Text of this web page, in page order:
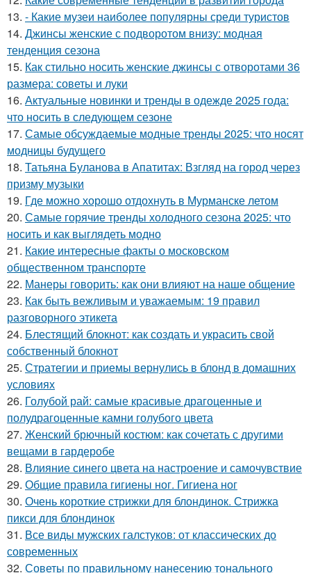
13. - Какие музеи наиболее популярны среди туристов
14. Джинсы женские с подворотом внизу: модная
тенденция сезона
15. Как стильно носить женские джинсы с отворотами 36
размера: советы и луки
16. Актуальные новинки и тренды в одежде 2025 года:
что носить в следующем сезоне
17. Самые обсуждаемые модные тренды 2025: что носят
модницы будущего
18. Татьяна Буланова в Апатитах: Взгляд на город через
призму музыки
19. Где можно хорошо отдохнуть в Мурманске летом
20. Самые горячие тренды холодного сезона 2025: что
носить и как выглядеть модно
21. Какие интересные факты о московском
общественном транспорте
22. Манеры говорить: как они влияют на наше общение
23. Как быть вежливым и уважаемым: 19 правил
разговорного этикета
24. Блестящий блокнот: как создать и украсить свой
собственный блокнот
25. Стратегии и приемы вернулись в блонд в домашних
условиях
26. Голубой рай: самые красивые драгоценные и
полудрагоценные камни голубого цвета
27. Женский брючный костюм: как сочетать с другими
вещами в гардеробе
28. Влияние синего цвета на настроение и самочувствие
29. Общие правила гигиены ног. Гигиена ног
30. Очень короткие стрижки для блондинок. Стрижка
пикси для блондинок
31. Все виды мужских галстуков: от классических до
современных
32. Советы по правильному нанесению тонального